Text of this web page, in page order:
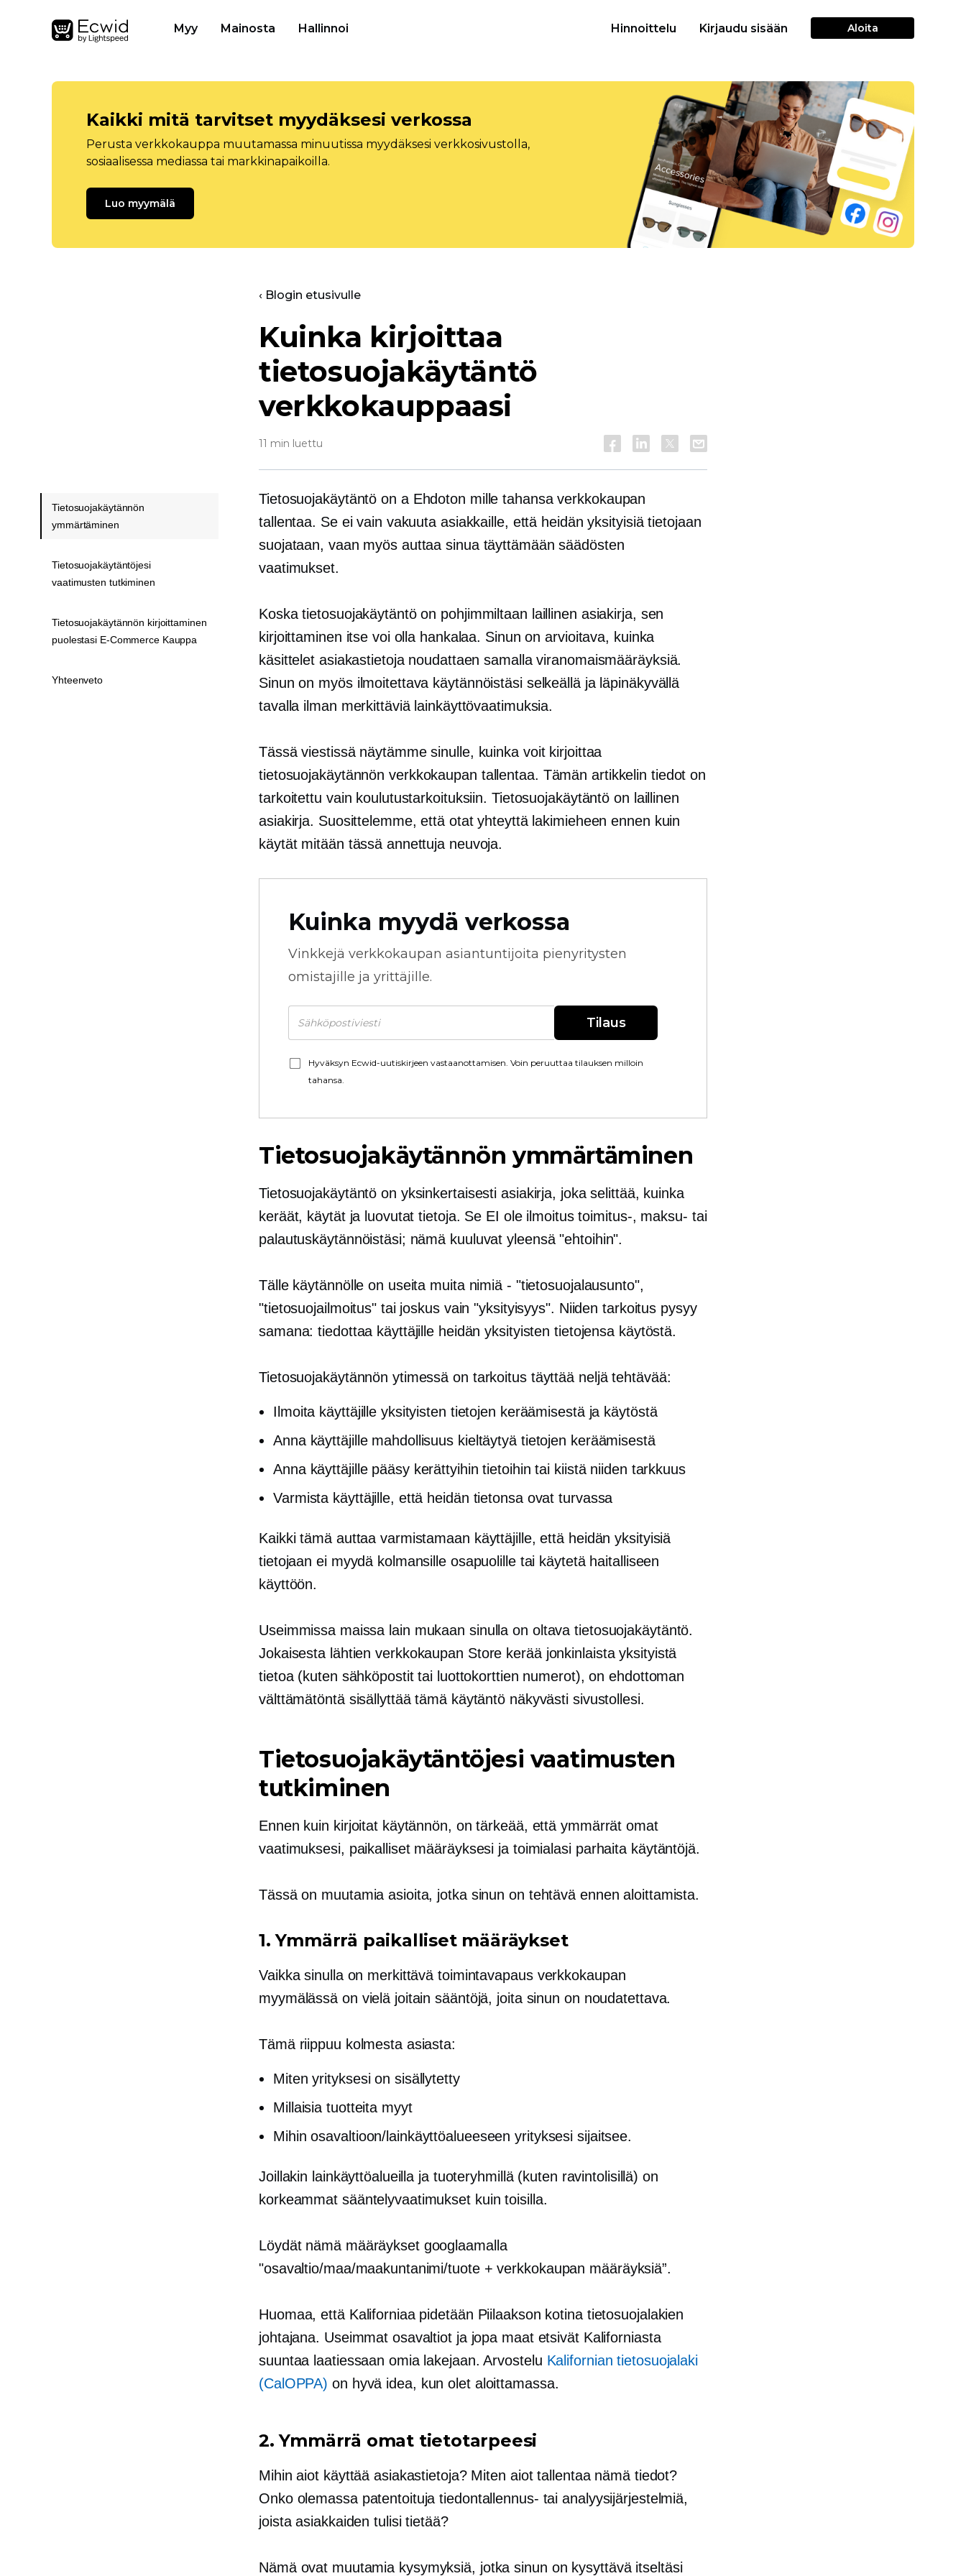
Myy Mainosta Hallinnoi Hinnoittelu Kirjaudu sisään Aloita
Kaikki mitä tarvitset myydäksesi verkossa
Perusta verkkokauppa muutamassa minuutissa myydäksesi verkkosivustolla,
sosiaalisessa mediassa tai markkinapaikoilla.
Luo myymälä
‹ Blogin etusivulle
Kuinka kirjoittaa
tietosuojakäytäntö
verkkokauppaasi
11 min luettu
Tietosuojakäytäntö on a Ehdoton mille tahansaverkkokaupan
tallentaa. Se ei vain vakuuta asiakkaille, että heidän yksityisiä tietojaan
suojataan, vaan myös auttaa sinua täyttämään säädösten
vaatimukset.
Koska tietosuojakäytäntö on pohjimmiltaan laillinen asiakirja, sen
kirjoittaminen itse voi olla hankalaa. Sinun on arvioitava, kuinka
käsittelet asiakastietoja noudattaen samalla viranomaismääräyksiä.
Sinun on myös ilmoitettava käytännöistäsi selkeällä ja läpinäkyvällä
tavalla ilman merkittäviä lainkäyttövaatimuksia.
Tässä viestissä näytämme sinulle, kuinka voit kirjoittaa
tietosuojakäytännön verkkokaupan tallentaa. Tämän artikkelin tiedot on
tarkoitettu vain koulutustarkoituksiin. Tietosuojakäytäntö on laillinen
asiakirja. Suosittelemme, että otat yhteyttä lakimieheen ennen kuin
käytät mitään tässä annettuja neuvoja.
Kuinka myydä verkossa
Vinkkejä verkkokaupan asiantuntijoita pienyritysten
omistajille ja yrittäjille.
Tilaus
Hyväksyn Ecwid-uutiskirjeen vastaanottamisen. Voin peruuttaa tilauksen milloin
tahansa.
Tietosuojakäytännön ymmärtäminen
Tietosuojakäytäntö on yksinkertaisesti asiakirja, joka selittää, kuinka
keräät, käytät ja luovutat tietoja. Se EI ole ilmoitus toimitus-, maksu- tai
palautuskäytännöistäsi; nämä kuuluvat yleensä "ehtoihin".
Tälle käytännölle on useita muita nimiä - "tietosuojalausunto",
"tietosuojailmoitus" tai joskus vain "yksityisyys". Niiden tarkoitus pysyy
samana: tiedottaa käyttäjille heidän yksityisten tietojensa käytöstä.
Tietosuojakäytännön ytimessä on tarkoitus täyttää neljä tehtävää:
Ilmoita käyttäjille yksityisten tietojen keräämisestä ja käytöstä
Anna käyttäjille mahdollisuus kieltäytyä tietojen keräämisestä
Anna käyttäjille pääsy kerättyihin tietoihin tai kiistä niiden tarkkuus
Varmista käyttäjille, että heidän tietonsa ovat turvassa
Kaikki tämä auttaa varmistamaan käyttäjille, että heidän yksityisiä
tietojaan ei myydä kolmansille osapuolille tai käytetä haitalliseen
käyttöön.
Useimmissa maissa lain mukaan sinulla on oltava tietosuojakäytäntö.
Jokaisesta lähtienverkkokaupan Store kerää jonkinlaista yksityistä
tietoa (kuten sähköpostit tai luottokorttien numerot), on ehdottoman
välttämätöntä sisällyttää tämä käytäntö näkyvästi sivustollesi.
Tietosuojakäytäntöjesi vaatimusten
tutkiminen
Ennen kuin kirjoitat käytännön, on tärkeää, että ymmärrät omat
vaatimuksesi, paikalliset määräyksesi ja toimialasi parhaita käytäntöjä.
Tässä on muutamia asioita, jotka sinun on tehtävä ennen aloittamista.
1. Ymmärrä paikalliset määräykset
Vaikka sinulla on merkittävä toimintavapaus verkkokaupan
myymälässä on vielä joitain sääntöjä, joita sinun on noudatettava.
Tämä riippuu kolmesta asiasta:
Miten yrityksesi on sisällytetty
Millaisia ​​tuotteita myyt
Mihin osavaltioon/lainkäyttöalueeseen yrityksesi sijaitsee.
Joillakin lainkäyttöalueilla ja tuoteryhmillä (kuten ravintolisillä) on
korkeammat sääntelyvaatimukset kuin toisilla.
Löydät nämä määräykset googlaamalla
"osavaltio/maa/maakuntanimi/tuote +verkkokaupan määräyksiä”.
Huomaa, että Kaliforniaa pidetään Piilaakson kotina tietosuojalakien
johtajana. Useimmat osavaltiot ja jopa maat etsivät Kaliforniasta
suuntaa laatiessaan omia lakejaan. Arvostelu Kalifornian tietosuojalaki
(CalOPPA) on hyvä idea, kun olet aloittamassa.
2. Ymmärrä omat tietotarpeesi
Mihin aiot käyttää asiakastietoja? Miten aiot tallentaa nämä tiedot?
Onko olemassa patentoituja tiedontallennus- tai analyysijärjestelmiä,
joista asiakkaiden tulisi tietää?
Nämä ovat muutamia kysymyksiä, jotka sinun on kysyttävä itseltäsi
Tietosuojakäytännön
ymmärtäminen
Tietosuojakäytäntöjesi
vaatimusten tutkiminen
Tietosuojakäytännön kirjoittaminen
puolestasi E-Commerce Kauppa
Yhteenveto